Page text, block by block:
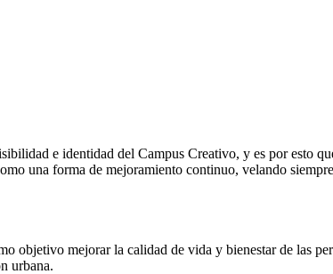
e identidad del Campus Creativo, y es por esto
una forma de mejoramiento continuo, velando
mejorar la calidad de vida y bienestar de las
urbana.